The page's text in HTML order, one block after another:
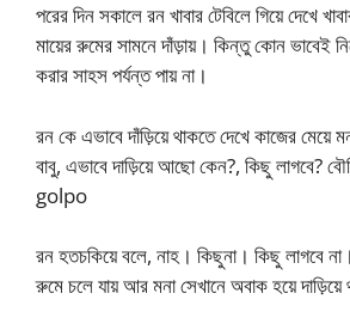
পরের দিন সকালে রন খাবার টেবিলে গিয়ে দেখে
মায়ের রুমের সামনে দাঁড়ায়। কিন্তু কোন ভাবেই
করার সাহস পর্যন্ত পায় না।
রন কে এভাবে দাঁড়িয়ে থাকতে দেখে কাজের মেয়ে
বাবু, এভাবে দাড়িয়ে আছো কেন?, কিছু লাগবে?
golpo
রন হতচকিয়ে বলে, নাহ। কিছুনা। কিছু লাগবে
রুমে চলে যায় আর মনা সেখানে অবাক হয়ে দাড়িয়ে